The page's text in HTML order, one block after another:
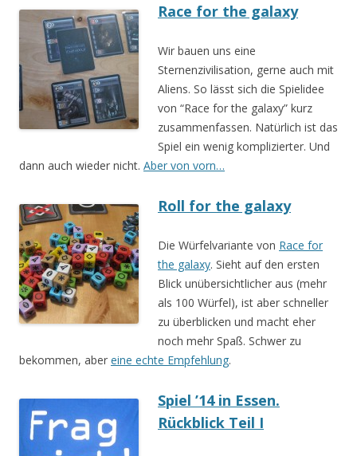
Race for the galaxy
Wir bauen uns eine
Sternenzivilisation, gerne auch mit
Aliens. So lässt sich die Spielidee
von “Race for the galaxy” kurz
zusammenfassen. Natürlich ist das
Spiel ein wenig komplizierter. Und
dann auch wieder nicht. Aber von vorn…
Roll for the galaxy
Die Würfelvariante von Race for
the galaxy. Sieht auf den ersten
Blick unübersichtlicher aus (mehr
als 100 Würfel), ist aber schneller
zu überblicken und macht eher
noch mehr Spaß. Schwer zu
bekommen, aber eine echte Empfehlung.
Spiel ’14 in Essen.
Rückblick Teil I